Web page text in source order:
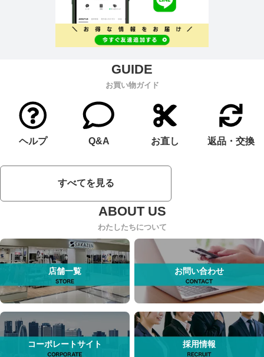
お買い物ガイド
ヘルプ Q&A お直し 返品・交換
すべてを見る
わたしたちについて
店舗一覧 お問い合わせ
コーポレートサイト 採用情報